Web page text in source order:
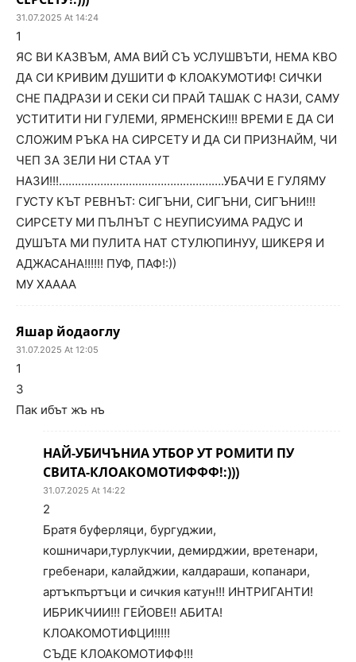
31.07.2025 At 14:24
1
ЯС ВИ КАЗВЪМ, АМА ВИЙ СЪ УСЛУШВЪТИ, НЕМА КВО
ДА СИ КРИВИМ ДУШИТИ Ф КЛОАКУМОТИФ! СИЧКИ
СНЕ ПАДРАЗИ И СЕКИ СИ ПРАЙ ТАШАК С НАЗИ, САМУ
УСТИТИТИ НИ ГУЛЕМИ, ЯРМЕНСКИ!!! ВРЕМИ Е ДА СИ
СЛОЖИМ РЪКА НА СИРСЕТУ И ДА СИ ПРИЗНАЙМ, ЧИ
ЧЕП ЗА ЗЕЛИ НИ СТАА УТ
НАЗИ!!!…………………………………………….УБАЧИ Е ГУЛЯМУ
ГУСТУ КЪТ РЕВНЪТ: СИГЪНИ, СИГЪНИ, СИГЪНИ!!!
СИРСЕТУ МИ ПЪЛНЪТ С НЕУПИСУИМА РАДУС И
ДУШЪТА МИ ПУЛИТА НАТ СТУЛЮПИНУУ, ШИКЕРЯ И
АДЖАСАНА!!!!!! ПУФ, ПАФ!:))
МУ ХАААА
Яшар йодаоглу
31.07.2025 At 12:05
1
3
Пак ибът жъ нъ
НАЙ-УБИЧЪНИА УТБОР УТ РОМИТИ ПУ
СВИТА-КЛОАКОМОТИФФФ!:)))
31.07.2025 At 14:22
2
Братя буферляци, бургуджии,
кошничари,турлукчии, демирджии, вретенари,
гребенари, калайджии, калдараши, копанари,
артъкпъртъци и сичкия катун!!! ИНТРИГАНТИ!
ИБРИКЧИИ!!! ГЕЙОВЕ!! АБИТА!
КЛОАКОМОТИФЦИ!!!!!
СЪДЕ КЛОАКОМОТИФФ!!!